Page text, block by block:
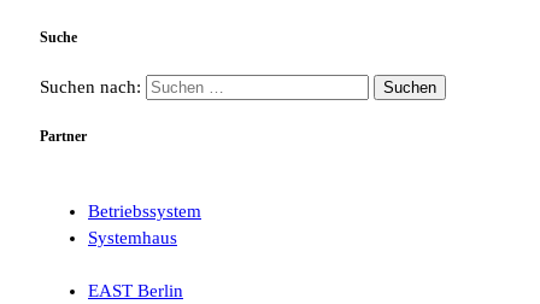
Suche
Suchen nach:
Partner
Betriebssystem
Systemhaus
EAST Berlin